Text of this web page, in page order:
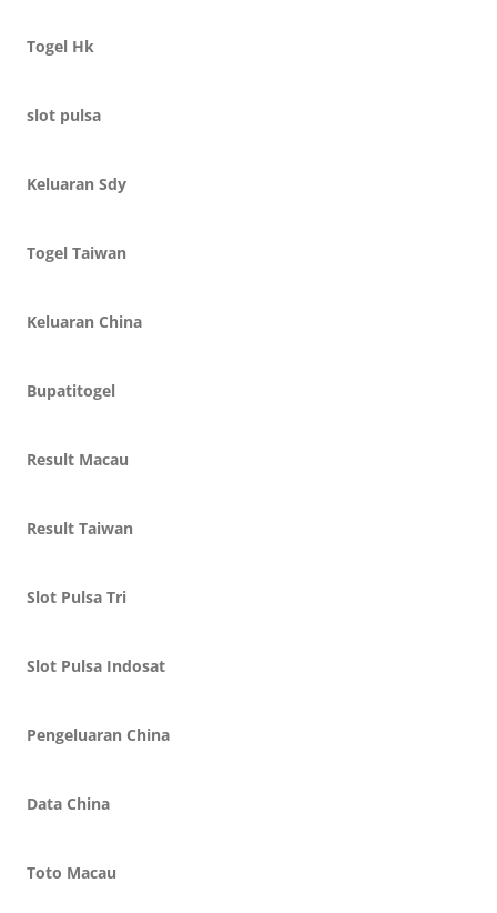
Togel Hk
slot pulsa
Keluaran Sdy
Togel Taiwan
Keluaran China
Bupatitogel
Result Macau
Result Taiwan
Slot Pulsa Tri
Slot Pulsa Indosat
Pengeluaran China
Data China
Toto Macau